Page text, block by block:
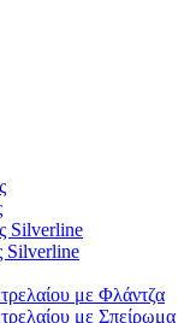
Silverline
Silverline
με Φλάντζα
με Σπείρωμα